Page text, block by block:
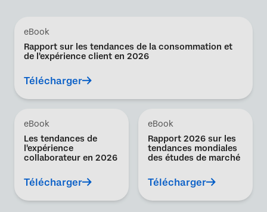
eBook
Rapport sur les tendances de la consommation et
de l'expérience client en 2026
Télécharger
eBook
Les tendances de
l'expérience
collaborateur en 2026
Télécharger
eBook
Rapport 2026 sur les
tendances mondiales
des études de marché
Télécharger